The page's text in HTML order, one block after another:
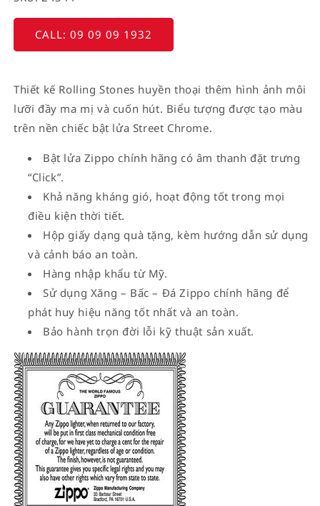
CALL: 09 09 09 1932
Thiết kế Rolling Stones huyền thoại thêm hình ảnh môi
lưỡi đầy ma mị và cuốn hút. Biểu tượng được tạo màu
trên nền chiếc bật lửa Street Chrome.
Bật lửa Zippo chính hãng có âm thanh đặt trưng
“Click”.
Khả năng kháng gió, hoạt động tốt trong mọi
điều kiện thời tiết.
Hộp giấy dạng quà tặng, kèm hướng dẫn sử dụng
và cảnh báo an toàn.
Hàng nhập khẩu từ Mỹ.
Sử dụng Xăng – Bấc – Đá Zippo chính hãng để
phát huy hiệu năng tốt nhất và an toàn.
Bảo hành trọn đời lỗi kỹ thuật sản xuất.